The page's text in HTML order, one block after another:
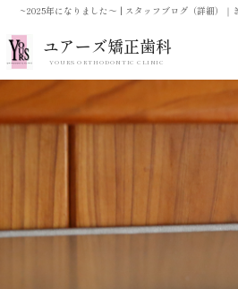
~2025年になりました～ | スタッフブログ（詳細）
ユアーズ矯正歯科
YOURS ORTHODONTIC CLINIC